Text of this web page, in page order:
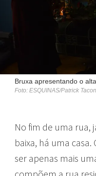
Bruxa apresentando o
Foto: ESQUINAS/Patrick
No fim de uma rua,
baixa, há uma
ser apenas mais